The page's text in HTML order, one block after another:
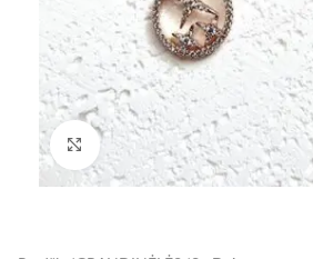
Paspauskite, kad padidinti